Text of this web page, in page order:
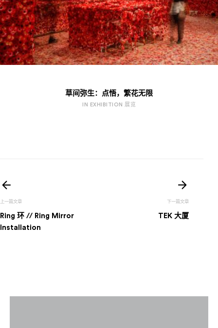
草间弥生：点悟，繁花无限
IN EXHIBITION 展览
Ring 环 // Ring Mirror
Installation
TEK 大厦